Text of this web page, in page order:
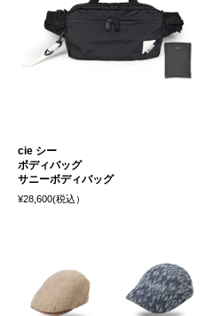
cie シー
ボディバッグ
サニーボディバッグ
¥28,600(税込）